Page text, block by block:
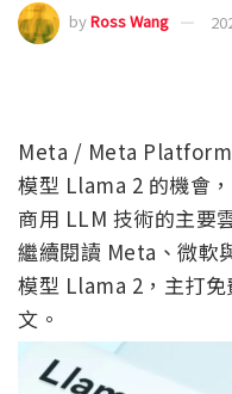
byRoss Wang
Meta / Meta
模型 Llama 2 的機會
商用 LLM 技術的主要
繼續閱讀 Meta、微軟
模型 Llama 2，主打
文。